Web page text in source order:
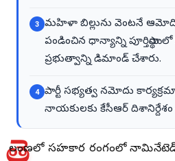
3
మహిళా బిల్లును వెంటనే
పండించిన ధాన్యాన్ని
ప్రభుత్వాన్ని డిమాండ్ చేశారు.
4
పార్టీ సభ్యత్వ నమోదు
నాయకులకు కేసీఆర్ దిశానిర్దేశం
లంగాణలో సహకార రంగంలో నామినేటెడ్